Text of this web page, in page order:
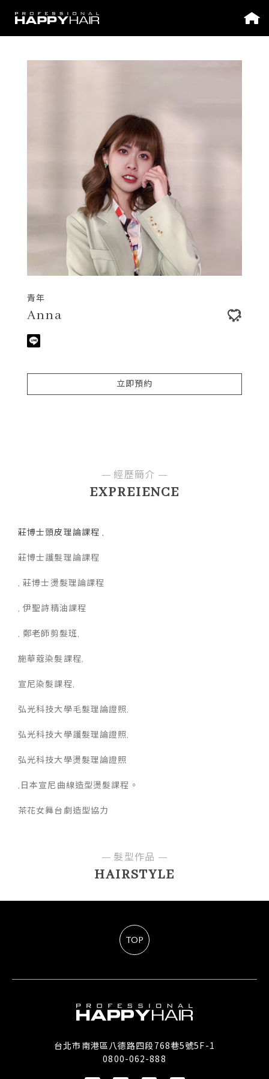
青年
Anna
立即預約
EXPREIENCE
經歷簡介
莊博士頭皮理論課程 ,
莊博士護髮理論課程
, 莊博士燙髮理論課程
, 伊聖詩精油課程
, 鄭老師剪髮班,
施華蔻染髮課程,
宣尼染髮課程,
弘光科技大學毛髮理論證照,
弘光科技大學護髮理論證照,
弘光科技大學燙髮理論證照
,日本宣尼曲線造型燙髮課程。
茶花女舞台劇造型協力
HAIRSTYLE
髮型作品
TOP
台北市南港區八德路四段768巷5號5F-1
0800-062-888